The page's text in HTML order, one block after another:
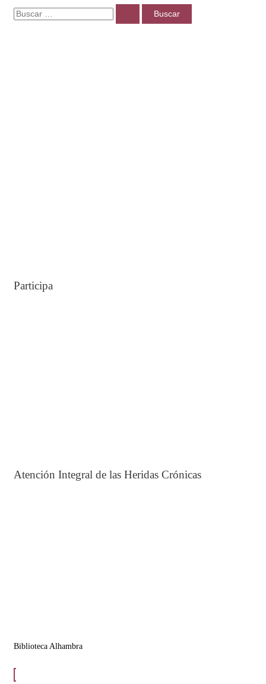
B
Participa
Atención Integral de las Heridas Crónicas
Biblioteca Alhambra